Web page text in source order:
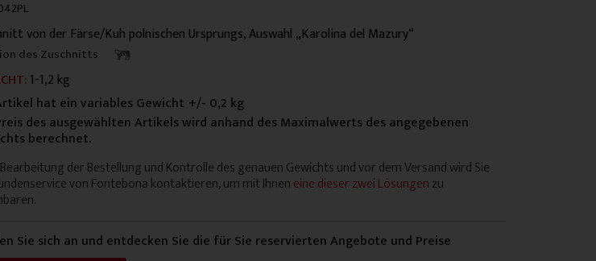
von der Färse/Kuh polnischen Ursprungs, Auswahl „Karolina del Mazury“
des Zuschnitts
1-1,2 kg
hat ein variables Gewicht +/- 0,2 kg
des ausgewählten Artikels wird anhand des Maximalwerts des angegebenen
berechnet.
der Bestellung und Kontrolle des genauen Gewichts und vor dem Versand wird Sie
von Fontebona kontaktieren, um mit Ihneneine dieser zwei Lösungenzu
Sie sich an und entdecken Sie die für Sie reservierten Angebote und Preise